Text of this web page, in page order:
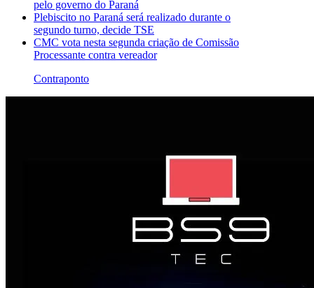
pelo governo do Paraná
Plebiscito no Paraná será realizado durante o
segundo turno, decide TSE
CMC vota nesta segunda criação de Comissão
Processante contra vereador
Contraponto